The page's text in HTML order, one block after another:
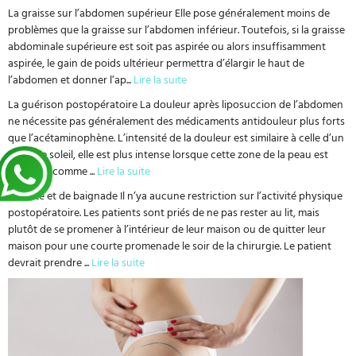
La graisse sur l’abdomen supérieur Elle pose généralement moins de
problèmes que la graisse sur l’abdomen inférieur. Toutefois, si la graisse
abdominale supérieure est soit pas aspirée ou alors insuffisamment
aspirée, le gain de poids ultérieur permettra d’élargir le haut de
l’abdomen et donner l’ap...Lire la suite
La guérison postopératoire La douleur après liposuccion de l’abdomen
ne nécessite pas généralement des médicaments antidouleur plus forts
que l’acétaminophène. L’intensité de la douleur est similaire à celle d’un
coup de soleil, elle est plus intense lorsque cette zone de la peau est
touchée, comme...Lire la suite
Activité et de baignade Il n’ya aucune restriction sur l’activité physique
postopératoire. Les patients sont priés de ne pas rester au lit, mais
plutôt de se promener à l’intérieur de leur maison ou de quitter leur
maison pour une courte promenade le soir de la chirurgie. Le patient
devrait prendre...Lire la suite